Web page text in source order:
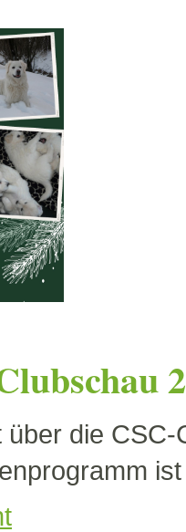
über die